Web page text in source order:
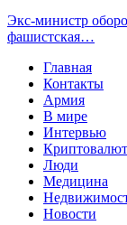
Экс-министр
фашистская…
Главная
Контакты
Армия
В мире
Интервью
Люди
Медицина
Новости